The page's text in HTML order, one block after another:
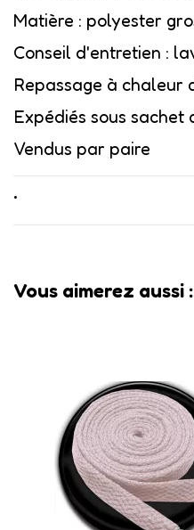
Matière : polyester
Conseil d'entretien :
Repassage à chaleur
Expédiés sous sachet
Vendus par paire
•
Vous aimerez aussi :